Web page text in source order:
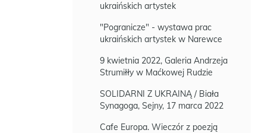
ukraińskich artystek
"Pogranicze" - wystawa prac
ukraińskich artystek w Narewce
9 kwietnia 2022, Galeria Andrzeja
Strumiłły w Maćkowej Rudzie
SOLIDARNI Z UKRAINĄ / Biała
Synagoga, Sejny, 17 marca 2022
Cafe Europa. Wieczór z poezją